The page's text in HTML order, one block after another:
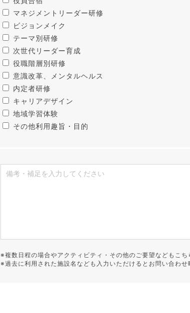
マネジメントリーダー研修
ビジョンメイク
テーマ別研修
次世代リーダー育成
役職階層別研修
意識改革、メンタルヘルス
内定者研修
キャリアデザイン
地域学習体験
その他利用趣旨・目的
※複数日程の場合やアクティビティ・その他のご要望などもこち
※過去に利用された施設名なども入力いただけるとお問い合わせ